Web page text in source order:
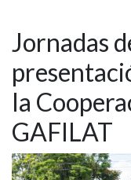
Jornadas
la
GAFILAT